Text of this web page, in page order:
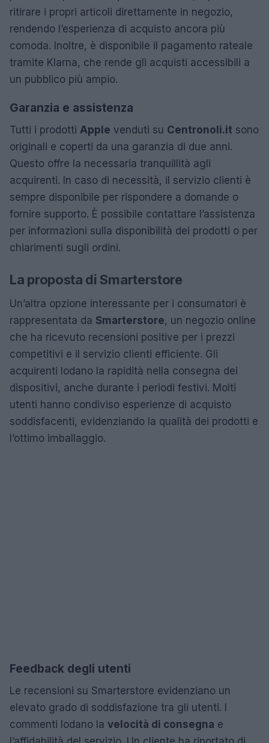
ritirare i propri articoli direttamente in negozio,
rendendo l’esperienza di acquisto ancora più
comoda. Inoltre, è disponibile il pagamento rateale
tramite Klarna, che rende gli acquisti accessibili a
un pubblico più ampio.
Garanzia e assistenza
Tutti i prodotti Apple venduti su Centronoli.it sono
originali e coperti da una garanzia di due anni.
Questo offre la necessaria tranquillità agli
acquirenti. In caso di necessità, il servizio clienti è
sempre disponibile per rispondere a domande o
fornire supporto. È possibile contattare l’assistenza
per informazioni sulla disponibilità dei prodotti o per
chiarimenti sugli ordini.
La proposta di Smarterstore
Un’altra opzione interessante per i consumatori è
rappresentata da Smarterstore, un negozio online
che ha ricevuto recensioni positive per i prezzi
competitivi e il servizio clienti efficiente. Gli
acquirenti lodano la rapidità nella consegna dei
dispositivi, anche durante i periodi festivi. Molti
utenti hanno condiviso esperienze di acquisto
soddisfacenti, evidenziando la qualità dei prodotti e
l’ottimo imballaggio.
Feedback degli utenti
Le recensioni su Smarterstore evidenziano un
elevato grado di soddisfazione tra gli utenti. I
commenti lodano la velocità di consegna e